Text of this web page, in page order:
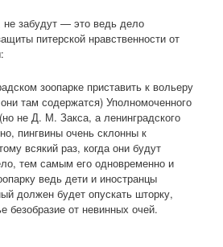
не забудут — это ведь дело
питерской нравственности от
зоопарке приставить к вольеру
там содержатся) Уполномоченного
не Д. М. Закса, а ленинградского
пингвины очень склонны к
всякий раз, когда они будут
тем самым его одновременно и
ведь дети и иностранцы
должен будет опускать шторку,
безобразие от невинных очей.